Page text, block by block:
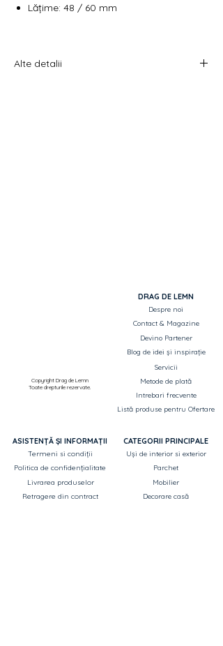
Lățime: 48 / 60 mm
Alte detalii
Copyright Drag de Lemn
Toate drepturile rezervate.
DRAG DE LEMN
Despre noi
Contact & Magazine
Devino Partener
Blog de idei și inspirație
Servicii
Metode de plată
Intrebari frecvente
Listă produse pentru Ofertare
ASISTENȚĂ ȘI INFORMAȚII
Termeni si condiții
Politica de confidențialitate
Livrarea produselor
Retragere din contract
CATEGORII PRINCIPALE
Uși de interior si exterior
Parchet
Mobilier
Decorare casă